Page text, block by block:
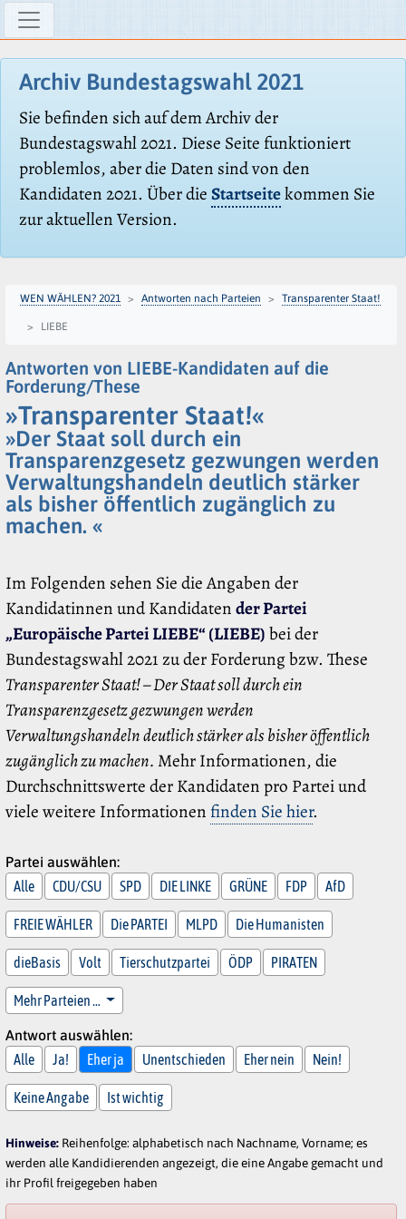
Archiv Bundestagswahl 2021
Sie befinden sich auf dem Archiv der
Bundestagswahl 2021. Diese Seite funktioniert
problemlos, aber die Daten sind von den
Kandidaten 2021. Über dieStartseitekommen Sie
zur aktuellen Version.
WEN WÄHLEN? 2021 Antworten nach Parteien Transparenter Staat!
LIEBE
Antworten von LIEBE-Kandidaten auf die
Forderung/These
»Transparenter Staat!«
»Der Staat soll durch ein
Transparenzgesetz gezwungen werden
Verwaltungshandeln deutlich stärker
als bisher öffentlich zugänglich zu
machen. «
Im Folgenden sehen Sie die Angaben der
Kandidatinnen und Kandidatender Partei
„Europäische Partei LIEBE“ (LIEBE)bei der
Bundestagswahl 2021 zu der Forderung bzw. These
Transparenter Staat! – Der Staat soll durch ein
Transparenzgesetz gezwungen werden
Verwaltungshandeln deutlich stärker als bisher öffentlich
zugänglich zu machen. Mehr Informationen, die
Durchschnittswerte der Kandidaten pro Partei und
viele weitere Informationen finden Sie hier.
Partei auswählen:
Alle
CDU/CSU SPD DIE LINKE GRÜNE FDP AfD
FREIE WÄHLER Die PARTEI MLPD Die Humanisten
dieBasis Volt Tierschutzpartei ÖDP PIRATEN
Mehr Parteien …
Antwort auswählen:
Alle
Ja! Eher ja Unentschieden Eher nein Nein!
Keine Angabe Ist wichtig
Hinweise: Reihenfolge: alphabetisch nach Nachname, Vorname; es
werden alle Kandidierenden angezeigt, die eine Angabe gemacht und
ihr Profil freigegeben haben